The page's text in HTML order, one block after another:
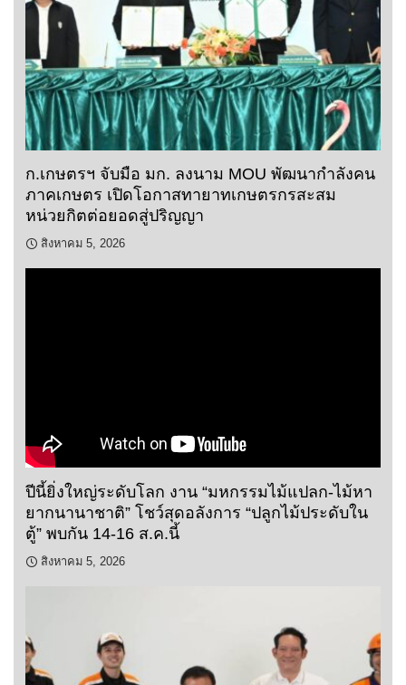
ก.เกษตรฯ จับมือ มก. ลงนาม MOU พัฒนากำลังคน
ภาคเกษตร เปิดโอกาสทายาทเกษตรกรสะสม
หน่วยกิตต่อยอดสู่ปริญญา
สิงหาคม 5, 2026
ปีนี้ยิ่งใหญ่ระดับโลก งาน “มหกรรมไม้แปลก-ไม้หา
ยากนานาชาติ” โชว์สุดอลังการ “ปลูกไม้ประดับใน
ตู้” พบกัน 14-16 ส.ค.นี้
สิงหาคม 5, 2026